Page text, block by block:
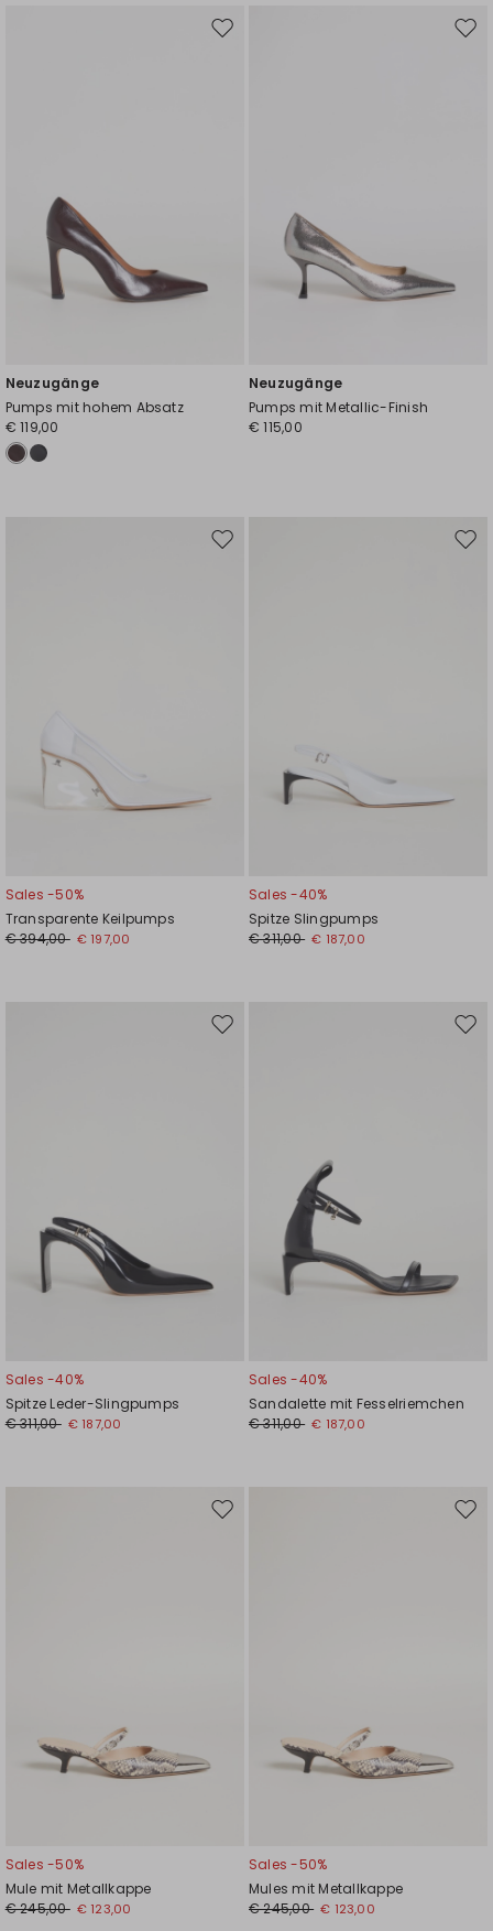
Auf
Neuzugänge
Pumps mit hohem Absatz
€ 119,00
Auf
Neuzugänge
Pumps mit Metallic-Finish
€ 115,00
Auf
Sales -50%
Transparente Keilpumps
€ 394,00 € 197,00
Auf
Sales -40%
Spitze Slingpumps
€ 311,00 € 187,00
Auf
Sales -40%
Spitze Leder-Slingpumps
€ 311,00 € 187,00
Auf
Sales -40%
Sandalette mit Fesselriemchen
€ 311,00 € 187,00
Auf
Sales -50%
Mule mit Metallkappe
€ 245,00 € 123,00
Auf
Sales -50%
Mules mit Metallkappe
€ 245,00 € 123,00